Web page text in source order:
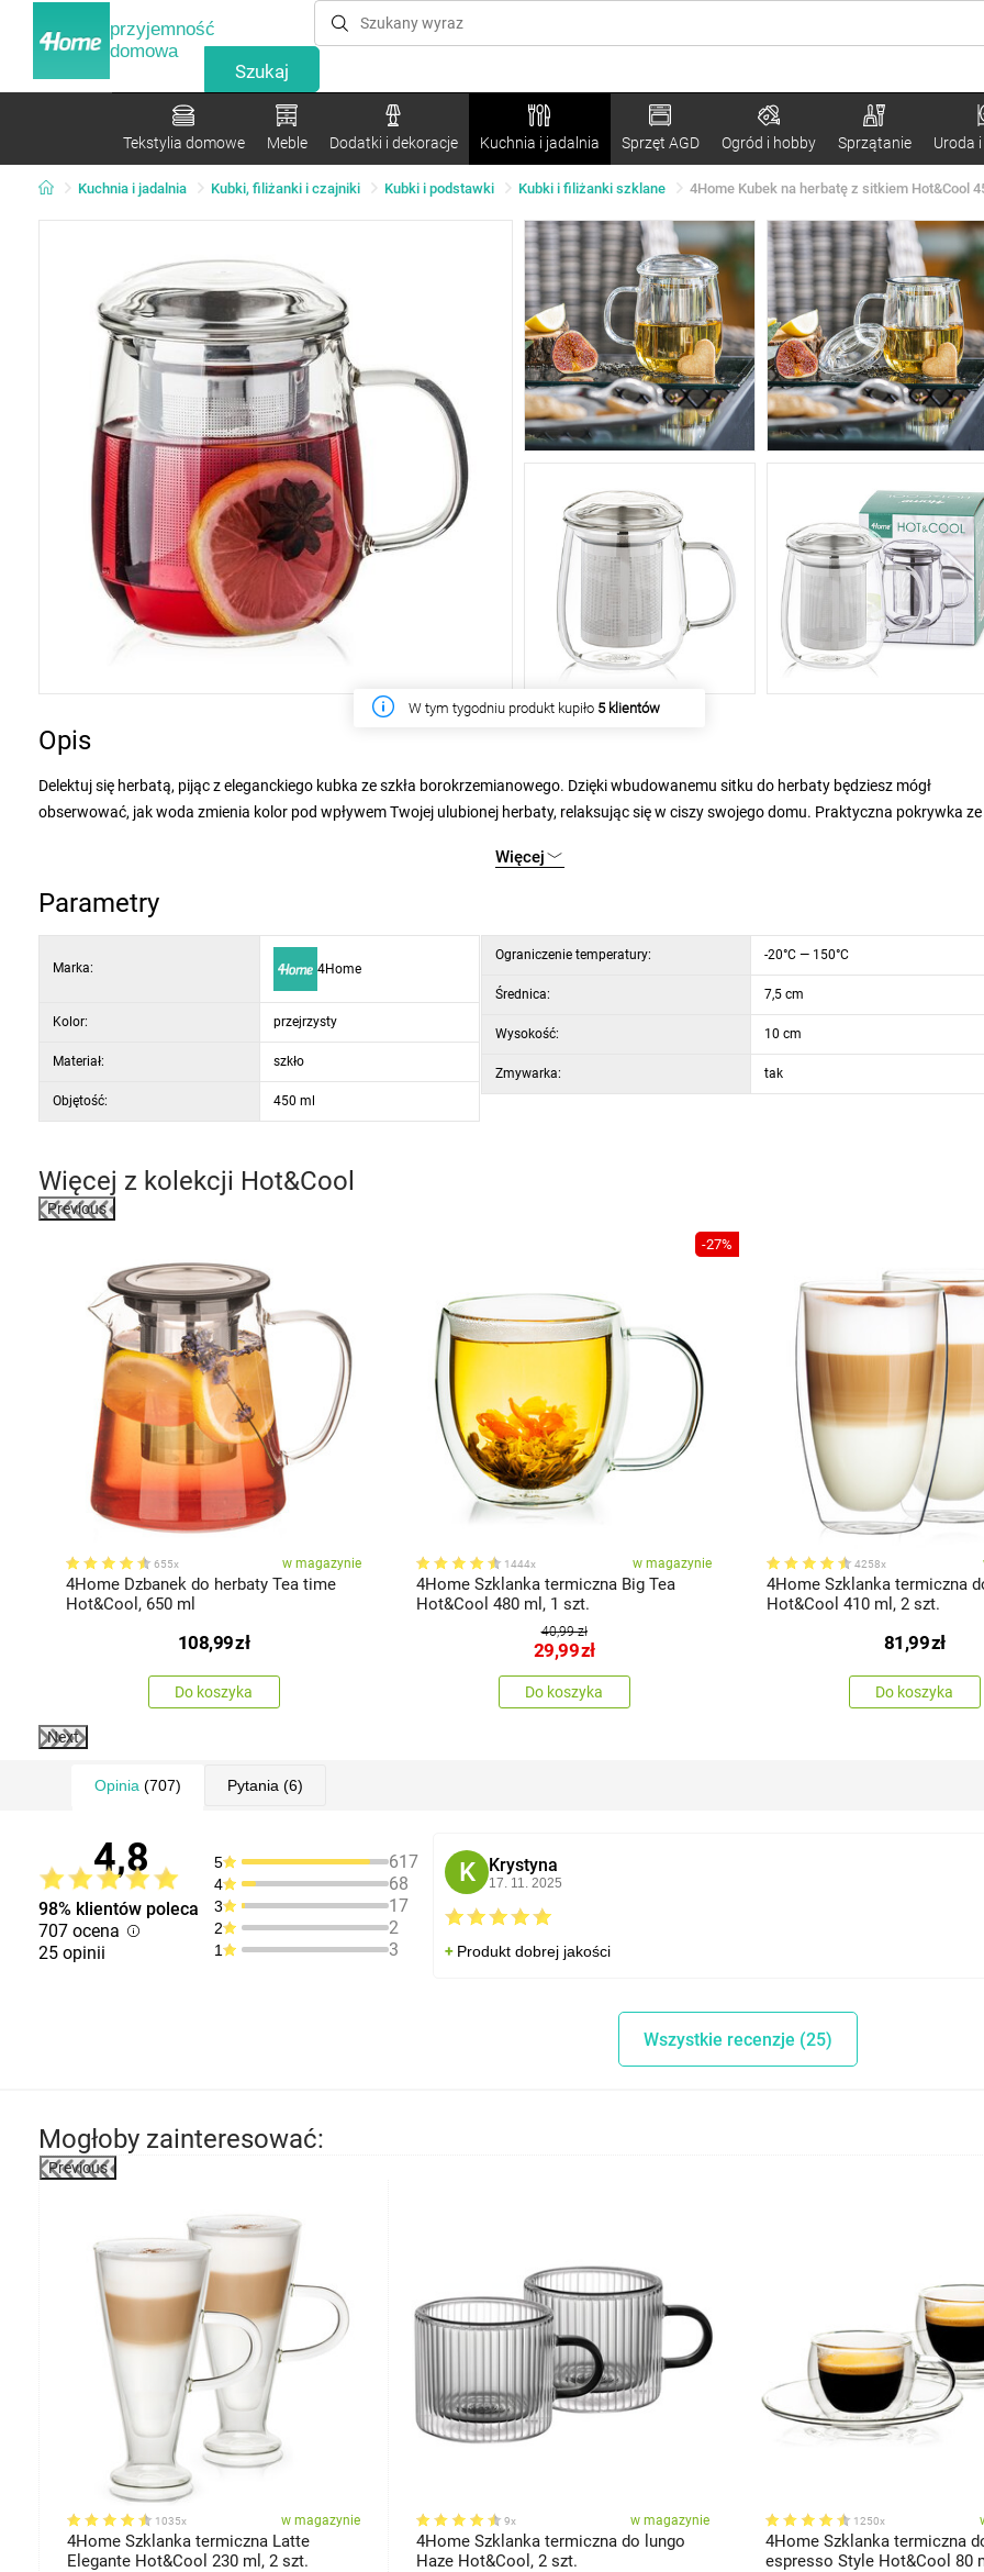
przyjemność
domowa
Tekstylia domowe Meble Dodatki i dekoracje Kuchnia i jadalnia Sprzęt AGD Ogród i hobby Sprzątanie Uroda
Kuchnia i jadalnia Kubki, filiżanki i czajniki Kubki i podstawki Kubki i filiżanki szklane 4Home Kubek na herbatę z sitkiem Hot&Cool
W tym tygodniu produkt kupiło 5 klientów
Opis
Delektuj się herbatą, pijąc z eleganckiego kubka ze szkła borokrzemianowego. Dzięki wbudowanemu sitku do herbaty będziesz mógł
obserwować, jak woda zmienia kolor pod wpływem Twojej ulubionej herbaty, relaksując się w ciszy swojego domu. Praktyczna pokrywka ze
Zaletą szkła borokrzemowego w porównaniu do szkła tradycyjnego jest wysoka odporność na wysokie i niskie temperatury, uszkodzenia
mechaniczne i działanie substancji chemicznych.
doskonale znosi wysokie i niskie temperatury
odporny na pęknięcia i zarysowanie
sitko do herbaty ze stali nierdzewnej
Więcej
Parametry
Marka: 4Home
Kolor: przejrzysty
Materiał: szkło
Objętość: 450 ml
Ograniczenie temperatury: -20°C — 150°C
Średnica: 7,5 cm
Wysokość: 10 cm
Zmywarka: tak
Więcej z kolekcji Hot&Cool
Previous
655x w magazynie
4Home Dzbanek do herbaty Tea time
Hot&Cool, 650 ml
108,99zł
Do koszyka
-27%
1444x w magazynie
4Home Szklanka termiczna Big Tea
Hot&Cool 480 ml, 1 szt.
40,99 zł
29,99zł
Do koszyka
4258x
4Home Szklanka termiczna
Hot&Cool 410 ml, 2 szt.
81,99zł
Do koszyka
Next
Opinia (707) Pytania (6)
4,8
98% klientów poleca
707 ocena
25 opinii
5 617
4 68
3 17
2 2
1 3
K Krystyna
17. 11. 2025
Produkt dobrej jakości
Wszystkie recenzje (25)
Mogłoby zainteresować:
Previous
1035x w magazynie
4Home Szklanka termiczna Latte
Elegante Hot&Cool 230 ml, 2 szt.
9x w magazynie
4Home Szklanka termiczna do lungo
Haze Hot&Cool, 2 szt.
1250x
4Home Szklanka termiczna
espresso Style Hot&Cool 80